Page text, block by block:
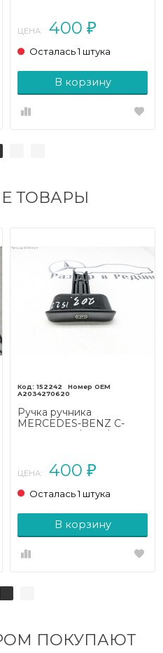
ЦЕНА: 400 ₽
Осталась 1 штука
В корзину
ТОВАРЫ
152242
A2034270620
Ручка ручника
MERCEDES-BENZ C-
ЦЕНА: 400 ₽
Осталась 1 штука
В корзину
ПОКУПАЮТ